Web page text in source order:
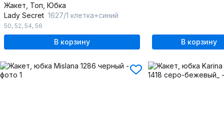
Жакет, Топ, Юбка
Lady Secret 1627/1 клетка+синий
50, 52, 54, 56
В корзину В корзину